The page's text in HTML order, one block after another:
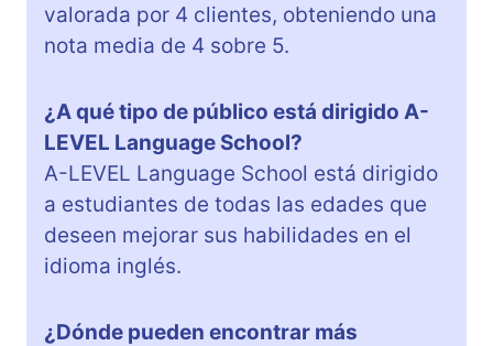
valorada por 4 clientes, obteniendo una
nota media de 4 sobre 5.
¿A qué tipo de público está dirigido A-
LEVEL Language School?
A-LEVEL Language School está dirigido
a estudiantes de todas las edades que
deseen mejorar sus habilidades en el
idioma inglés.
¿Dónde pueden encontrar más